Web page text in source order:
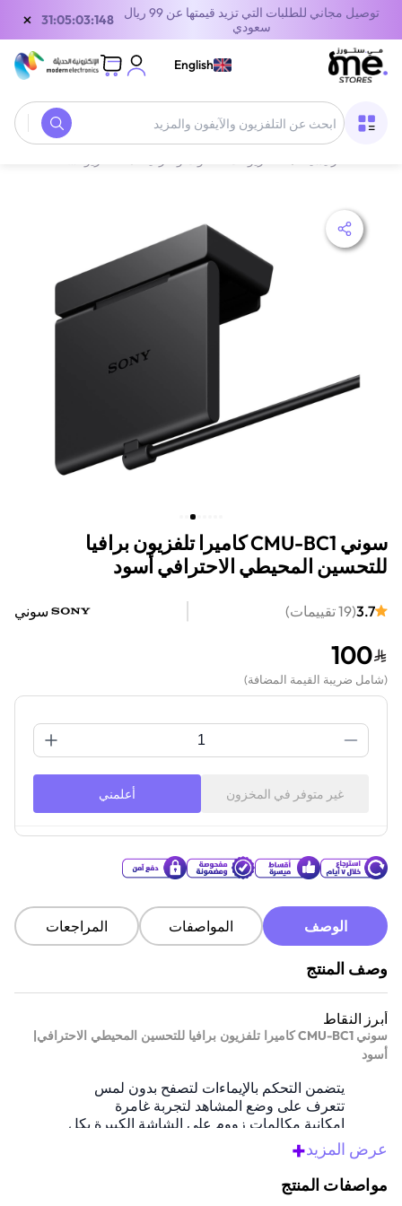
توصيل مجاني للطلبات التي تزيد قيمتها عن 99 ريال
سعودي
31:05:03:148
×
English
سوني CMU-BC1 كاميرا تلفزيون برافيا
للتحسين المحيطي الاحترافي أسود
3.7
(
19تقييمات) سوني
100
(شامل ضريبة القيمة المضافة)
غير متوفر في المخزون أعلمني
الوصف المواصفات المراجعات
وصف المنتج
أبرز النقاط
سوني CMU-BC1كاميرا تلفزيون برافيا للتحسين المحيطي الاحترافي|
أسود
يتضمن التحكم بالإيماءات لتصفح بدون لمس
تتعرف على وضع المشاهد لتجربة غامرة
إمكانية مكالمات زووم على الشاشة الكبيرة بكل
سهولة
غطاء مدمج يضمن الخصوصية عند الحاجة
ضبط جودة الصوت والصورة تلقائياً
عرض المزيد+
مواصفات المنتج